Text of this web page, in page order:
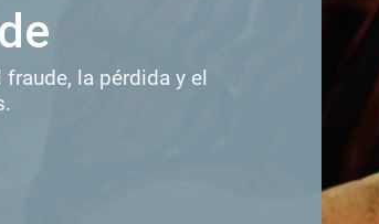
la pérdida y el